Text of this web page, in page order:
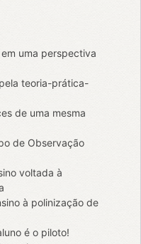
uma perspectiva
teoria-prática-
de uma mesma
de Observação
voltada à
à polinização de
é o piloto!